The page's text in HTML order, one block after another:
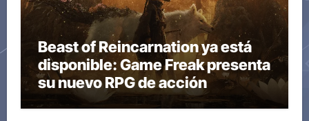
Beast of Reincarnation ya está
disponible: Game Freak presenta
su nuevo RPG de acción